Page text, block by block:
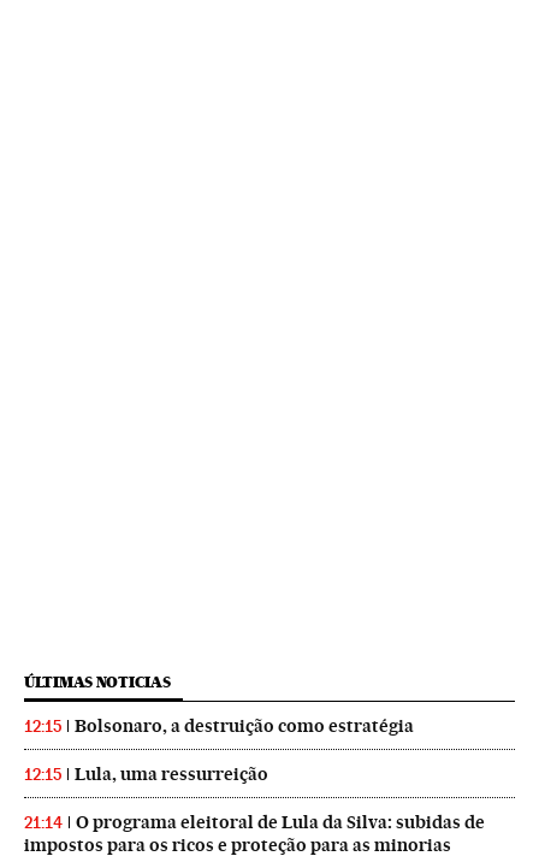
ÚLTIMAS NOTICIAS
12:15 Bolsonaro, a destruição como estratégia
12:15 Lula, uma ressurreição
21:14
O programa eleitoral de Lula da Silva: subidas de
impostos para os ricos e proteção para as minorias